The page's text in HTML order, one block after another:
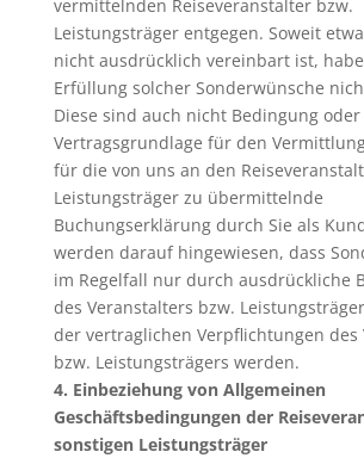
vermittelnden Reiseveranstalter bzw.
Leistungsträger entgegen. Soweit
nicht ausdrücklich vereinbart ist,
Erfüllung solcher Sonderwünsche
Diese sind auch nicht Bedingung oder
Vertragsgrundlage für den
für die von uns an den
Leistungsträger zu übermittelnde
Buchungserklärung durch Sie als
werden darauf hingewiesen, dass
im Regelfall nur durch ausdrückliche
des Veranstalters bzw.
der vertraglichen Verpflichtungen des
bzw. Leistungsträgers werden.
4. Einbeziehung von Allgemeinen
Geschäftsbedingungen der
sonstigen Leistungsträger